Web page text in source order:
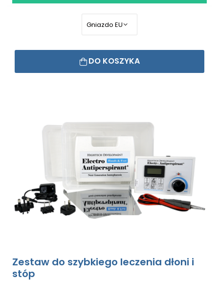
DO KOSZYKA
Zestaw do szybkiego leczenia dłoni i
stóp